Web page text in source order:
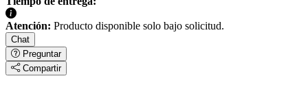
Atención: Producto disponible solo bajo solicitud.
Chat
Preguntar
Compartir